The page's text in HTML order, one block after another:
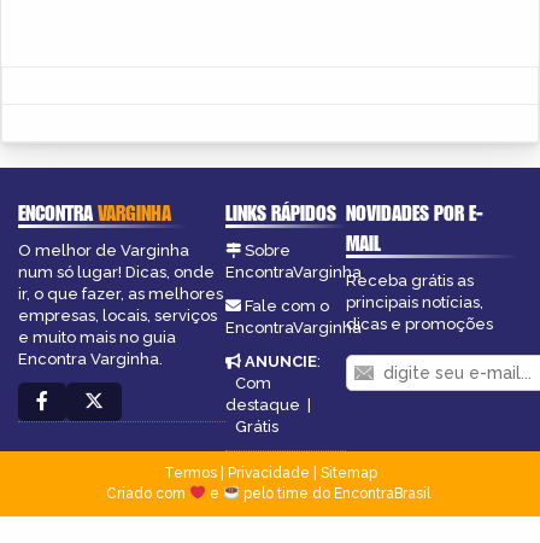
ENCONTRAVARGINHA
O melhor de Varginha
num só lugar! Dicas, onde
ir, o que fazer, as melhores
empresas, locais, serviços
e muito mais no guia
Encontra Varginha.
LINKS RÁPIDOS
Sobre
EncontraVarginha
Fale com o
EncontraVarginha
ANUNCIE:
Com
destaque |
Grátis
NOVIDADES POR E-
MAIL
Receba grátis as
principais notícias,
dicas e promoções
Termos| Privacidade
Sitemap
Criado com
e pelo time do EncontraBrasil